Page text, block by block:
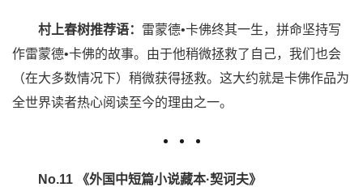
村上春树推荐语： 雷蒙德•卡佛终其一生，拼命坚持写
作雷蒙德•卡佛的故事。由于他稍微拯救了自己，我们也会
（在大多数情况下）稍微获得拯救。这大约就是卡佛作品为
全世界读者热心阅读至今的理由之一。
No.11 《外国中短篇小说藏本·契诃夫》